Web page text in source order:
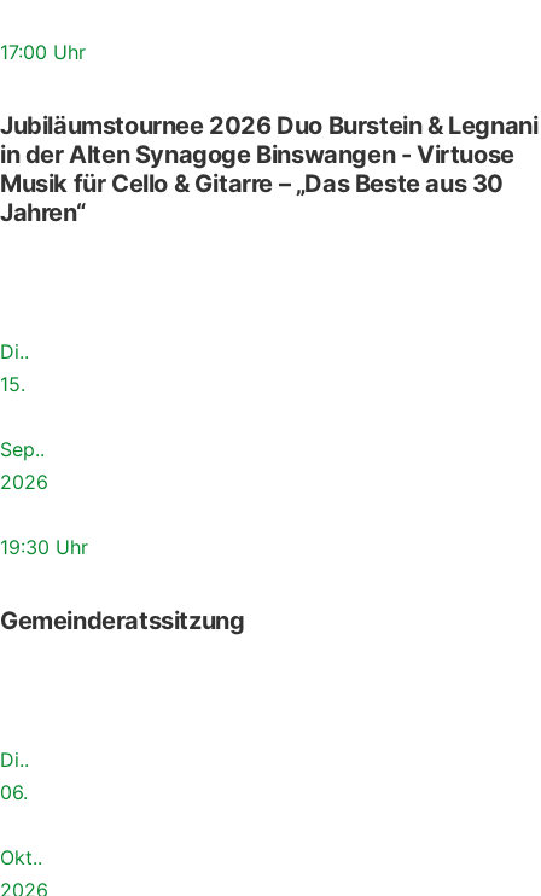
17:00 Uhr
Jubiläumstournee 2026 Duo Burstein & Legnani
in der Alten Synagoge Binswangen - Virtuose
Musik für Cello & Gitarre – „Das Beste aus 30
Jahren“
Di..
15.
Sep..
2026
19:30 Uhr
Gemeinderatssitzung
Di..
06.
Okt..
2026